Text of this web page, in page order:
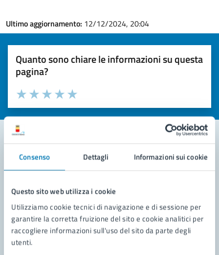
Consenso Dettagli Informazioni sui cookie
Questo sito web utilizza i cookie
Utilizziamo cookie tecnici di navigazione e di sessione per
garantire la corretta fruizione del sito e cookie analitici per
raccogliere informazioni sull'uso del sito da parte degli
utenti.
Ultimo aggiornamento: 12/12/2024, 20:04
Quanto sono chiare le informazioni su questa
pagina?
Valuta la chiarezza delle informazioni (da 1 a 5 stelle)
Seleziona il numero di stelle per valutare la chiarezza delle
Valuta 5 stelle su 5
Valuta 4 stelle su 5
Valuta 3 stelle su 5
Valuta 2 stelle su 5
Valuta 1 stelle su 5
Contatta il comune
Richiedi assistenza
Prenota appuntamento
Problemi in città